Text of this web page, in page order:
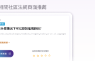
上無行為能力，我希望能